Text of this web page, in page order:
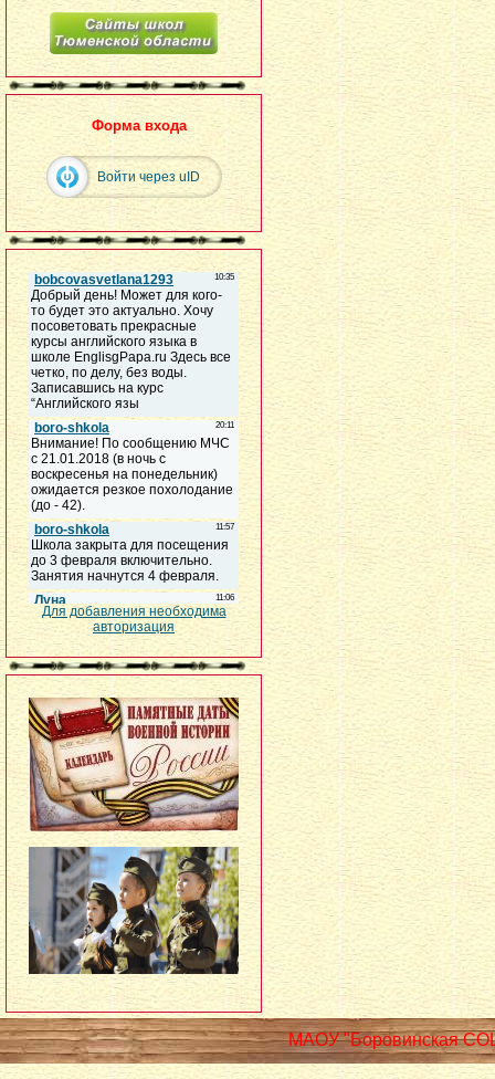
Форма входа
Войти через uID
Для добавления необходима
авторизация
МАОУ "Боровинская